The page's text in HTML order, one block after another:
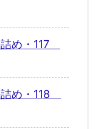
め・117
め・118